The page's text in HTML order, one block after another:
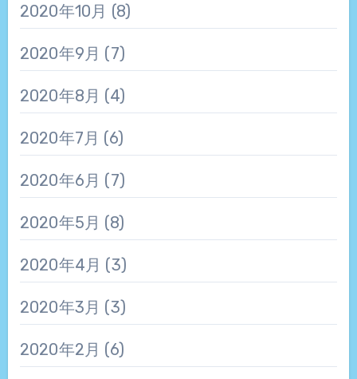
2020年10月 (8)
2020年9月 (7)
2020年8月 (4)
2020年7月 (6)
2020年6月 (7)
2020年5月 (8)
2020年4月 (3)
2020年3月 (3)
2020年2月 (6)